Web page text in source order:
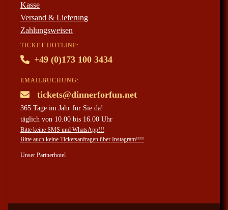
Kasse
Versand & Lieferung
Zahlungsweisen
TICKET HOTLINE:
+49 (0)173 100 3434
EMAILBUCHUNG:
tickets@dinnerforfun.net
365 Tage im Jahr für Sie da!
täglich von 10.00 bis 16.00 Uhr
Bitte keine SMS und WhatsApp!!!
Bitte auch keine Ticketsanfragen über Instagram!!!!
Unser Partnerhotel